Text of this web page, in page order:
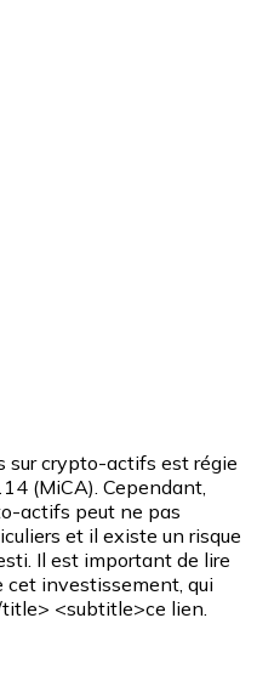
sur crypto-actifs est régie
(MiCA). Cependant,
actifs peut ne pas
et il existe un risque
Il est important de lire
cet investissement, qui
<subtitle>ce lien.